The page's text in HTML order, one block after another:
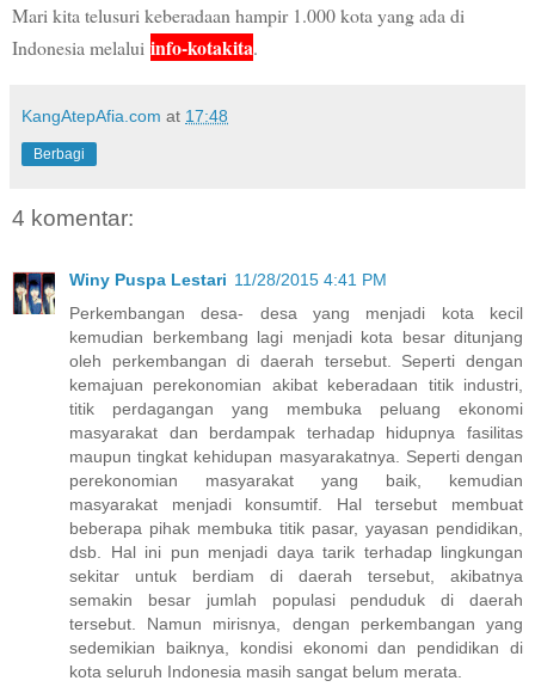
Mari kita telusuri keberadaan hampir 1.000 kota yang ada di
Indonesia melalui info-kotakita.
KangAtepAfia.com at 17:48
Berbagi
4 komentar:
Winy Puspa Lestari 11/28/2015 4:41 PM
Perkembangan desa- desa yang menjadi kota kecil
kemudian berkembang lagi menjadi kota besar ditunjang
oleh perkembangan di daerah tersebut. Seperti dengan
kemajuan perekonomian akibat keberadaan titik industri,
titik perdagangan yang membuka peluang ekonomi
masyarakat dan berdampak terhadap hidupnya fasilitas
maupun tingkat kehidupan masyarakatnya. Seperti dengan
perekonomian masyarakat yang baik, kemudian
masyarakat menjadi konsumtif. Hal tersebut membuat
beberapa pihak membuka titik pasar, yayasan pendidikan,
dsb. Hal ini pun menjadi daya tarik terhadap lingkungan
sekitar untuk berdiam di daerah tersebut, akibatnya
semakin besar jumlah populasi penduduk di daerah
tersebut. Namun mirisnya, dengan perkembangan yang
sedemikian baiknya, kondisi ekonomi dan pendidikan di
kota seluruh Indonesia masih sangat belum merata.